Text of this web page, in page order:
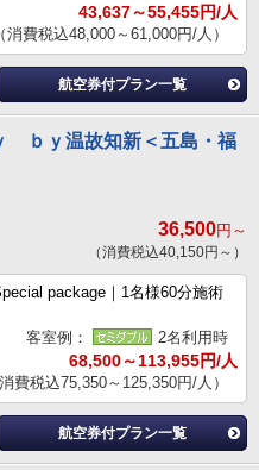
43,637～55,455円/人
（消費税込48,000～61,000円/人）
航空券付プラン一覧
ｂｙ温故知新＜五島・福
36,500円～
（消費税込40,150円～）
package｜1名様60分施術
客室例：
2名利用時
68,500～113,955円/人
消費税込75,350～125,350円/人）
航空券付プラン一覧